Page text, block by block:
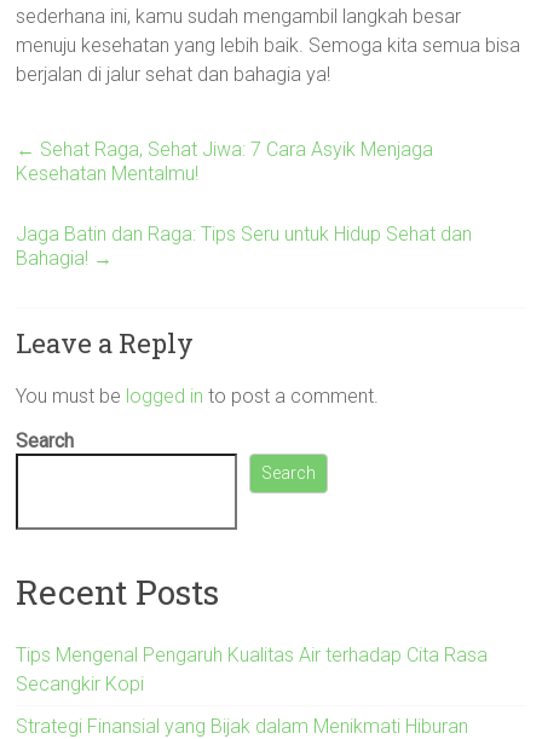
sederhana ini, kamu sudah mengambil langkah besar
menuju kesehatan yang lebih baik. Semoga kita semua bisa
berjalan di jalur sehat dan bahagia ya!
← Sehat Raga, Sehat Jiwa: 7 Cara Asyik Menjaga
Kesehatan Mentalmu!
Jaga Batin dan Raga: Tips Seru untuk Hidup Sehat dan
Bahagia! →
Leave a Reply
You must be logged in to post a comment.
Search
Search
Recent Posts
Tips Mengenal Pengaruh Kualitas Air terhadap Cita Rasa
Secangkir Kopi
Strategi Finansial yang Bijak dalam Menikmati Hiburan